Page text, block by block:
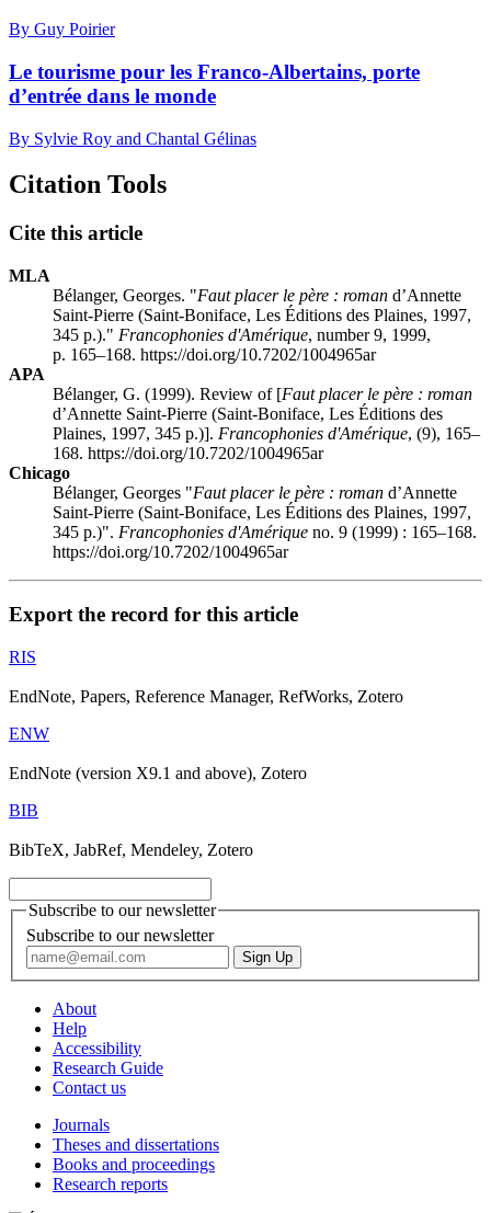
By Guy Poirier
Le tourisme pour les Franco-Albertains, porte
d’entrée dans le monde
By Sylvie Roy and Chantal Gélinas
Citation Tools
Cite this article
MLA
Bélanger, Georges. "Faut placer le père : roman d’Annette
Saint-Pierre (Saint-Boniface, Les Éditions des Plaines, 1997,
345 p.)." Francophonies d'Amérique, number 9, 1999,
p. 165–168. https://doi.org/10.7202/1004965ar
APA
Bélanger, G. (1999). Review of [Faut placer le père : roman
d’Annette Saint-Pierre (Saint-Boniface, Les Éditions des
Plaines, 1997, 345 p.)]. Francophonies d'Amérique, (9), 165–
168. https://doi.org/10.7202/1004965ar
Chicago
Bélanger, Georges "Faut placer le père : roman d’Annette
Saint-Pierre (Saint-Boniface, Les Éditions des Plaines, 1997,
345 p.)". Francophonies d'Amérique no. 9 (1999) : 165–168.
https://doi.org/10.7202/1004965ar
Export the record for this article
RIS
EndNote, Papers, Reference Manager, RefWorks, Zotero
ENW
EndNote (version X9.1 and above), Zotero
BIB
BibTeX, JabRef, Mendeley, Zotero
Subscribe to our newsletter
Subscribe to our newsletter
About
Help
Accessibility
Research Guide
Contact us
Journals
Theses and dissertations
Books and proceedings
Research reports